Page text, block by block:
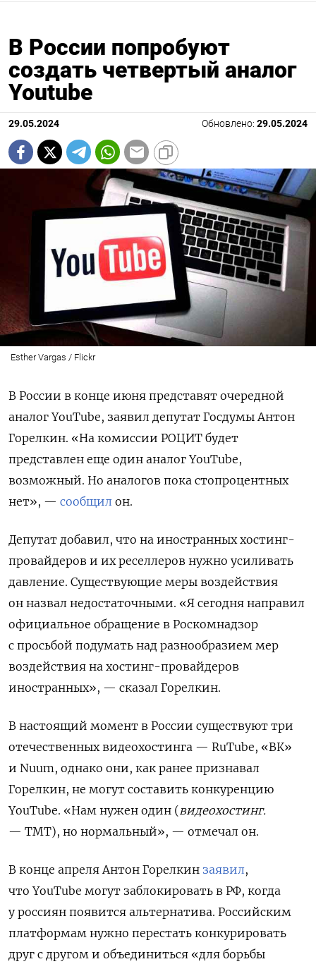
В России попробуют
создать четвертый аналог
Youtube
29.05.2024 Обновлено: 29.05.2024
Esther Vargas / Flickr
В России в конце июня представят очередной
аналог YouTube, заявил депутат Госдумы Антон
Горелкин. «На комиссии РОЦИТ будет
представлен еще один аналог YouTube,
возможный. Но аналогов пока стопроцентных
нет», — сообщил он.
Депутат добавил, что на иностранных хостинг-
провайдеров и их реселлеров нужно усиливать
давление. Существующие меры воздействия
он назвал недостаточными. «Я сегодня направил
официальное обращение в Роскомнадзор
с просьбой подумать над разнообразием мер
воздействия на хостинг-провайдеров
иностранных», — сказал Горелкин.
В настоящий момент в России существуют три
отечественных видеохостинга — RuTube, «ВК»
и Nuum, однако они, как ранее признавал
Горелкин, не могут составить конкуренцию
YouTube. «Нам нужен один (видеохостинг.
— ТМТ), но нормальный», — отмечал он.
В конце апреля Антон Горелкин заявил,
что YouTube могут заблокировать в РФ, когда
у россиян появится альтернатива. Российским
платформам нужно перестать конкурировать
друг с другом и объединиться «для борьбы